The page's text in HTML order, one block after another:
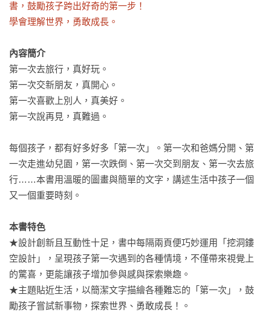
書，鼓勵孩子跨出好奇的第一步！
學會理解世界，勇敢成長。
內容簡介
第一次去旅行，真好玩。
第一次交新朋友，真開心。
第一次喜歡上別人，真美好。
第一次說再見，真難過。
每個孩子，都有好多好多「第一次」。第一次和爸媽分開、第
一次走進幼兒園，第一次跌倒、第一次交到朋友、第一次去旅
行……本書用溫暖的圖畫與簡單的文字，講述生活中孩子一個
又一個重要時刻。
本書特色
★設計創新且互動性十足，書中每隔兩頁便巧妙運用「挖洞鏤
空設計」，呈現孩子第一次遇到的各種情境，不僅帶來視覺上
的驚喜，更能讓孩子增加參與感與探索樂趣。
★主題貼近生活，以簡潔文字描繪各種難忘的「第一次」，鼓
勵孩子嘗試新事物，探索世界、勇敢成長！。